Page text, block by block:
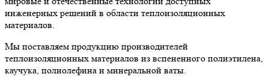
инженерных решений в области теплоизоляционных
материалов.
Мы поставляем продукцию производителей
теплоизоляционных материалов из вспененного полиэтилена,
каучука, полиолефина и минеральной ваты.